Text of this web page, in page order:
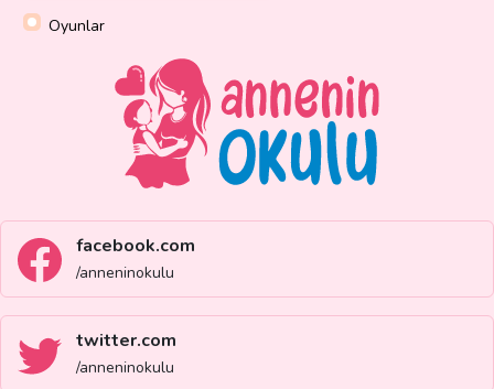
Oyunlar
facebook.com
/anneninokulu
twitter.com
/anneninokulu